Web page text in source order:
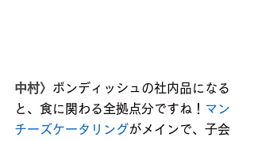
中村〉 ボンディッシュの社内品になる
と、食に関わる全拠点分ですね！ マン
チーズケータリングがメインで、子会